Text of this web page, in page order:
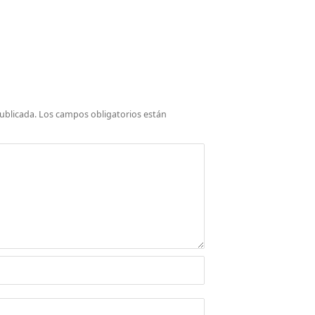
Los campos obligatorios están